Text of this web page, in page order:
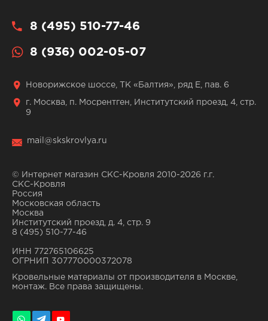
8 (495) 510-77-46
8 (936) 002-05-07
Новорижское шоссе, ТК «Балтия», ряд Е, пав. 6
г. Москва, п. Мосрентген, Институтский проезд, 4, стр.
9
mail@skskrovlya.ru
© Интернет магазин СКС-Кровля 2010-2026 г.г.
СКС-Кровля
Россия
Московская область
Москва
Институтский проезд, д. 4, стр. 9
8 (495) 510-77-46
ИНН 772765106625
ОГРНИП 307770000372078
Кровельные материалы от производителя в Москве,
монтаж. Все права защищены.